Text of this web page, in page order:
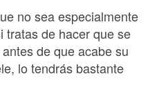
no sea especialmente
tratas de hacer que se
de que acabe su
lo tendrás bastante